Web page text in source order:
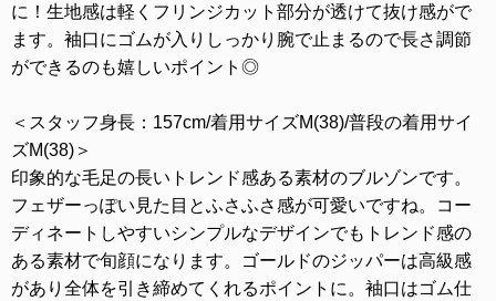
に！生地感は軽くフリンジカット部分が透けて抜け感がで
ます。袖口にゴムが入りしっかり腕で止まるので長さ調節
ができるのも嬉しいポイント◎
＜スタッフ身長：157cm/着用サイズM(38)/普段の着用サイ
ズM(38)＞
印象的な毛足の長いトレンド感ある素材のブルゾンです。
フェザーっぽい見た目とふさふさ感が可愛いですね。コー
ディネートしやすいシンプルなデザインでもトレンド感の
ある素材で旬顔になります。ゴールドのジッパーは高級感
があり全体を引き締めてくれるポイントに。袖口はゴム仕